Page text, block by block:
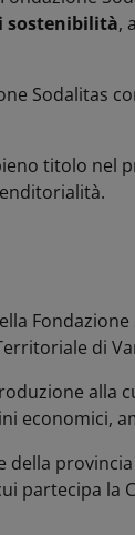
sostenibilità,
Sodalitas
titolo nel
di
alla
economici,
partecipa